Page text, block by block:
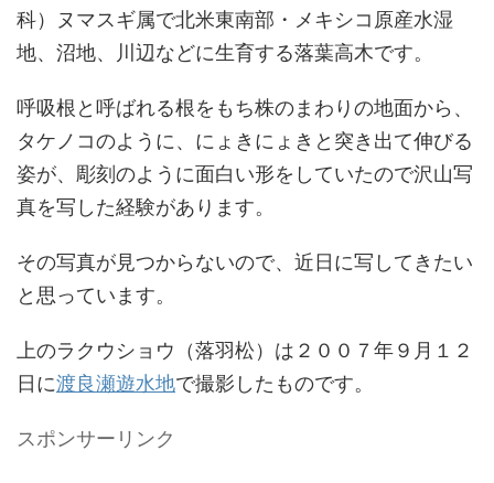
科）ヌマスギ属で北米東南部・メキシコ原産水湿
地、沼地、川辺などに生育する落葉高木です。
呼吸根と呼ばれる根をもち株のまわりの地面から、
タケノコのように、にょきにょきと突き出て伸びる
姿が、彫刻のように面白い形をしていたので沢山写
真を写した経験があります。
その写真が見つからないので、近日に写してきたい
と思っています。
上のラクウショウ（落羽松）は２００７年９月１２
日に渡良瀬遊水地で撮影したものです。
スポンサーリンク